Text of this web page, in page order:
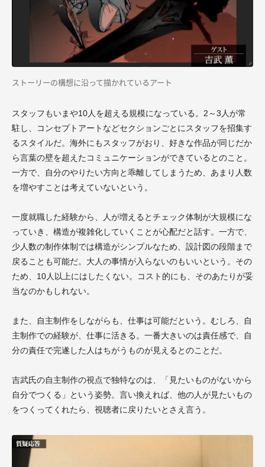
ストーリーの構想に沿って描かれているアート
スタッフもいまや10人を超える規模になっている。2～3人が常
駐し、コンセプトアートなどセクションごとにスタッフを招集す
るスタイルだ。海外にもスタッフがおり、好きな作品が同じだか
ら言葉の壁を超えたコミュニケーションができているとのこと。
一方で、自分のやりたい方向と乖離してしまうため、あまり人数
を増やすことは考えていないという。
一度就職した経験から、人が増えるとチェック体制が大規模にな
っていき、構造が複雑化していくことが心配だと話す。一方で、
少人数の制作体制では構造がシンプルなため、設計図の段階まで
戻ることも可能だ。大人の事情が入らないのもいいという。その
ため、10人以上にはしたくない。コスト的にも、そのあたりが妥
当なのかもしれない。
また、自主制作をしながらも、仕事は可能だという。むしろ、自
主制作での経験が、仕事に活きる。一番大きいのは責任感で、自
分の責任で完遂した人はちがうものが見えるとのことだ。
吉武氏の自主制作の視点で独特なのは、「見たいものがないから
自分でつくる」という姿勢。言い換えれば、他の人が見たいもの
をつくってくれたら、視聴者に戻りたいとさえ言う。